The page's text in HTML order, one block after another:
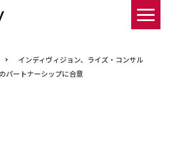
インディヴィジョン、ライズ・コンサル
パートナーシップに合意